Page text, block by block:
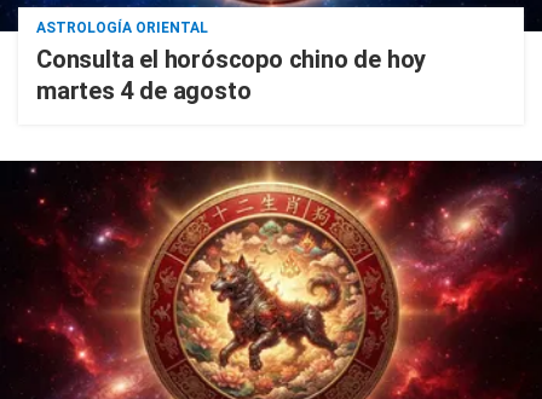
ASTROLOGÍA ORIENTAL
Consulta el horóscopo chino de hoy
martes 4 de agosto